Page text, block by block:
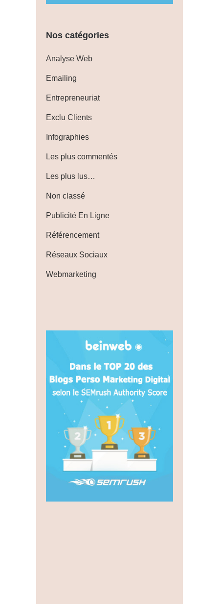
Nos catégories
Analyse Web
Emailing
Entrepreneuriat
Exclu Clients
Infographies
Les plus commentés
Les plus lus…
Non classé
Publicité En Ligne
Référencement
Réseaux Sociaux
Webmarketing